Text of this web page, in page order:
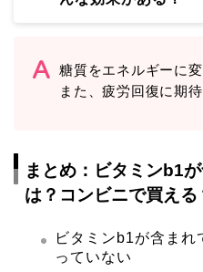
糖質をエネルギーに
また、疲労回復に期待
まとめ：ビタミンb1
は？コンビニで買える
ビタミンb1が含まれ
っていない